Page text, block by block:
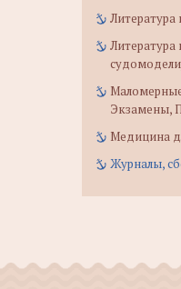
Экзамены,
Медицина
Журналы,